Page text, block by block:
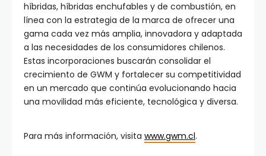
híbridas, híbridas enchufables y de combustión, en
línea con la estrategia de la marca de ofrecer una
gama cada vez más amplia, innovadora y adaptada
a las necesidades de los consumidores chilenos.
Estas incorporaciones buscarán consolidar el
crecimiento de GWM y fortalecer su competitividad
en un mercado que continúa evolucionando hacia
una movilidad más eficiente, tecnológica y diversa.
Para más información, visita www.gwm.cl.